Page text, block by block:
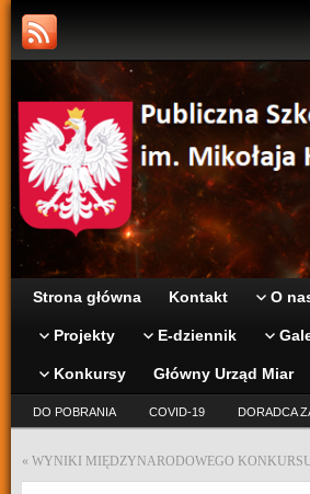
Strona główna Kontakt O
Projekty E-dziennik
Konkursy Główny Urząd Miar
DO POBRANIA COVID-19 DORADCA
« WYNIKI MIĘDZYNARODOWEGO